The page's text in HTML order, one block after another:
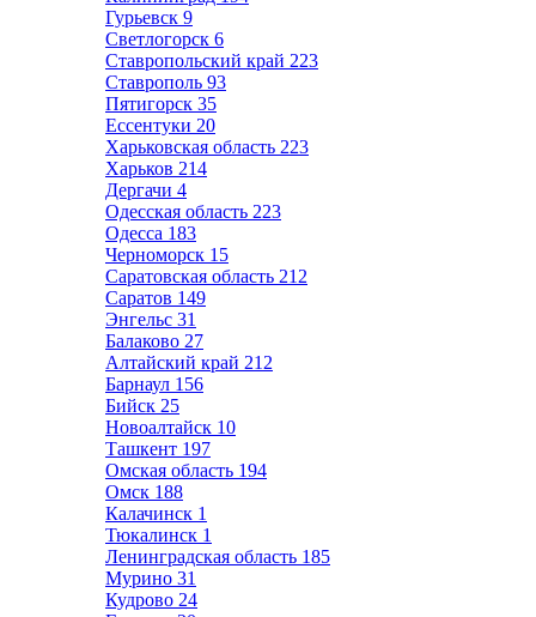
Гурьевск 9
Светлогорск 6
Ставропольский край 223
Ставрополь 93
Пятигорск 35
Ессентуки 20
Харьковская область 223
Харьков 214
Дергачи 4
Одесская область 223
Одесса 183
Черноморск 15
Саратовская область 212
Саратов 149
Энгельс 31
Балаково 27
Алтайский край 212
Барнаул 156
Бийск 25
Новоалтайск 10
Ташкент 197
Омская область 194
Омск 188
Калачинск 1
Тюкалинск 1
Ленинградская область 185
Мурино 31
Кудрово 24